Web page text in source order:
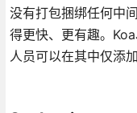
没有打包捆绑任何中
得更快、更有趣。
人员可以在其中仅添